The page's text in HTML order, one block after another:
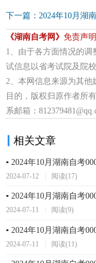
下一篇：2024年10月湖
《湖南自考网》 免责声明
1、由于各方面情况的
试信息以省考试院及院
2、本网信息来源为其
目的，版权归原作者所
系邮箱：
相关文章
▪ 2024年10月湖南自考
2024-07-12 阅读(17)
▪ 2024年10月湖南自考
2024-07-11 阅读(9)
▪ 2024年10月湖南自考
2024-07-11 阅读(11)